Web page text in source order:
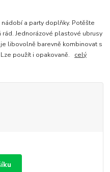
a party doplňky. Potěšte
Jednorázové plastové ubrusy
libovolně barevně kombinovat s
použít i opakovaně. celý